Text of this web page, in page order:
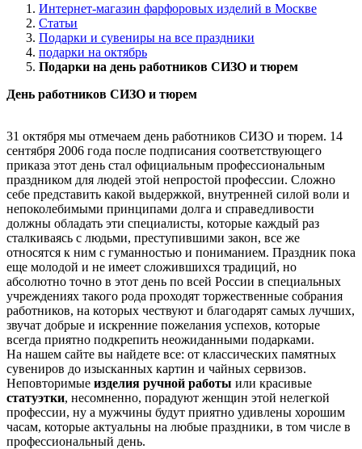
Интернет-магазин фарфоровых изделий в Москве
Статьи
Подарки и сувениры на все праздники
подарки на октябрь
Подарки на день работников СИЗО и тюрем
День работников СИЗО и тюрем
31 октября мы отмечаем день работников СИЗО и тюрем. 14
сентября 2006 года после подписания соответствующего
приказа этот день стал официальным профессиональным
праздником для людей этой непростой профессии. Сложно
себе представить какой выдержкой, внутренней силой воли и
непоколебимыми принципами долга и справедливости
должны обладать эти специалисты, которые каждый раз
сталкиваясь с людьми, преступившими закон, все же
относятся к ним с гуманностью и пониманием. Праздник пока
еще молодой и не имеет сложившихся традиций, но
абсолютно точно в этот день по всей России в специальных
учреждениях такого рода проходят торжественные собрания
работников, на которых чествуют и благодарят самых лучших,
звучат добрые и искренние пожелания успехов, которые
всегда приятно подкрепить неожиданными подарками.
На нашем сайте вы найдете все: от классических памятных
сувениров до изысканных картин и чайных сервизов.
Неповторимые изделия ручной работы или красивые
статуэтки, несомненно, порадуют женщин этой нелегкой
профессии, ну а мужчины будут приятно удивлены хорошим
часам, которые актуальны на любые праздники, в том числе в
профессиональный день.